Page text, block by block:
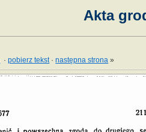
Akta
·pobierz tekst·następna strona »